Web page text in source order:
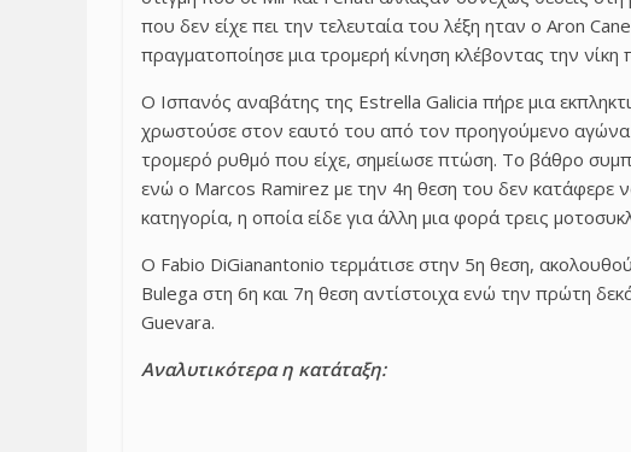
που δεν είχε πει την τελευταία του λέξη ηταν ο Aron
πραγματοποίησε μια τρομερή κίνηση κλέβοντας την
Ο Ισπανός αναβάτης της Estrella Galicia πήρε μια
χρωστούσε στον εαυτό του από τον προηγούμενο
τρομερό ρυθμό που είχε, σημείωσε πτώση. Το βάθρο
ενώ ο Marcos Ramirez με την 4η θεση του δεν κατάφερε
κατηγορία, η οποία είδε για άλλη μια φορά τρεις
Ο Fabio DiGianantonio τερμάτισε στην 5η θεση,
Bulega στη 6η και 7η θεση αντίστοιχα ενώ την πρώτη
Guevara.
Αναλυτικότερα η κατάταξη: